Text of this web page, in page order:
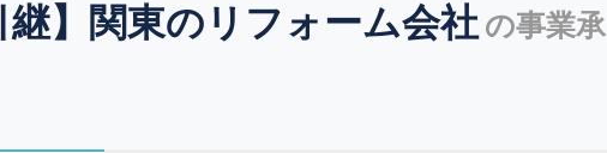
継】関東のリフォーム会社 の事業承